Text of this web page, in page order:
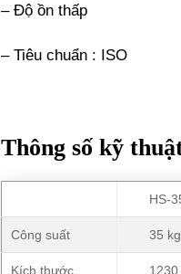
– Độ ồn thấp
– Tiêu chuẩn : ISO
Thông số kỹ
HS-
Công suất 35
Kích thước